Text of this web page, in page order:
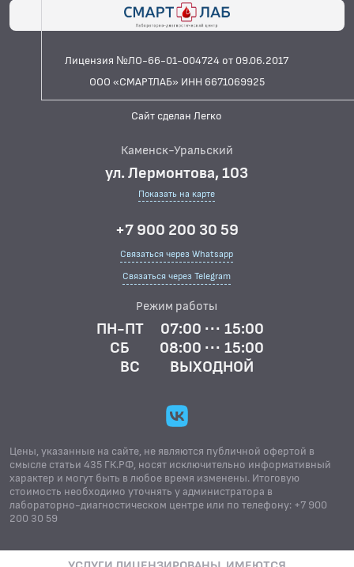
Лицензия №ЛО-66-01-004724 от 09.06.2017
ООО «СМАРТЛАБ» ИНН 6671069925
Сайт сделан Легко
Каменск-Уральский
ул. Лермонтова, 103
Показать на карте
+7 900 200 30 59
Связаться через Whatsapp
Связаться через Telegram
Режим работы
ПН-ПТ
07:00 ··· 15:00
СБ
08:00 ··· 15:00
ВС
ВЫХОДНОЙ
Цены, указанные на сайте, не являются публичной офертой в
смысле статьи 435 ГК.РФ, носят исключительно информативный
характер и могут быть в любое время изменены. Итоговую
стоимость необходимо уточнять у администратора в
лабораторно-диагностическом центре или по телефону: +7 900
200 30 59